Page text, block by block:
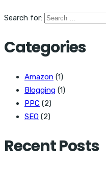
Search for:
Categories
Amazon (1)
Blogging (1)
PPC (2)
SEO (2)
Recent Posts